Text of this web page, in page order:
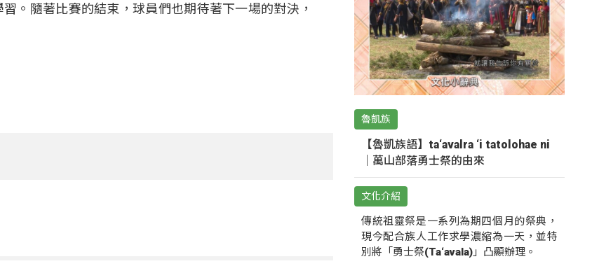
。隨著比賽的結束，球員們也期待著下一場的對決，
魯凱族
【魯凱族語】ta‘avalra ‘i tatolohae ni
｜萬山部落勇士祭的由來
文化介紹
傳統祖靈祭是一系列為期四個月的祭典，
現今配合族人工作求學濃縮為一天，並特
別將「勇士祭(Ta‘avala)」凸顯辦理。